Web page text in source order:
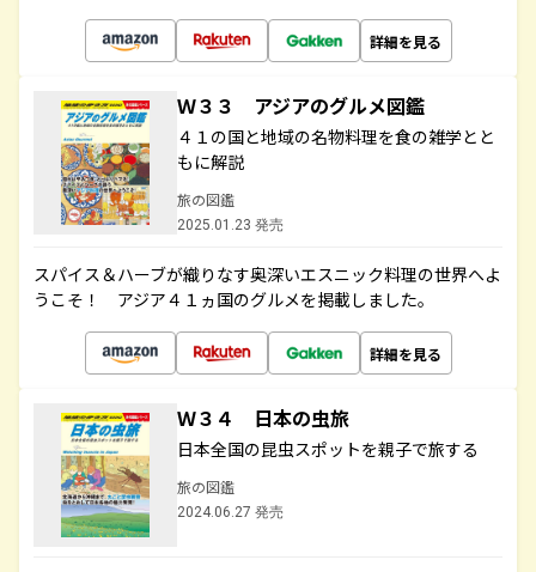
詳細を見る
Ｗ３３ アジアのグルメ図鑑
４１の国と地域の名物料理を食の雑学とと
もに解説
旅の図鑑
2025.01.23 発売
スパイス＆ハーブが織りなす奥深いエスニック料理の世界へよ
うこそ！ アジア４１ヵ国のグルメを掲載しました。
詳細を見る
Ｗ３４ 日本の虫旅
日本全国の昆虫スポットを親子で旅する
旅の図鑑
2024.06.27 発売